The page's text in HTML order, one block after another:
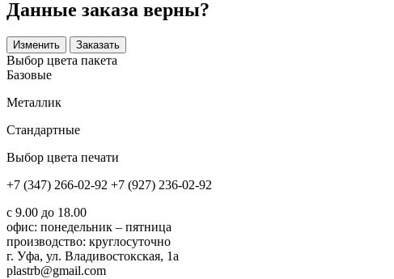
Данные заказа верны?
Изменить Заказать
Выбор цвета пакета
Базовые
Металлик
Стандартные
Выбор цвета печати
+7 (347) 266-02-92 +7 (927) 236-02-92
с 9.00 до 18.00
офис: понедельник – пятница
производство: круглосуточно
г. Уфа, ул. Владивостокская, 1а
plastrb@gmail.com